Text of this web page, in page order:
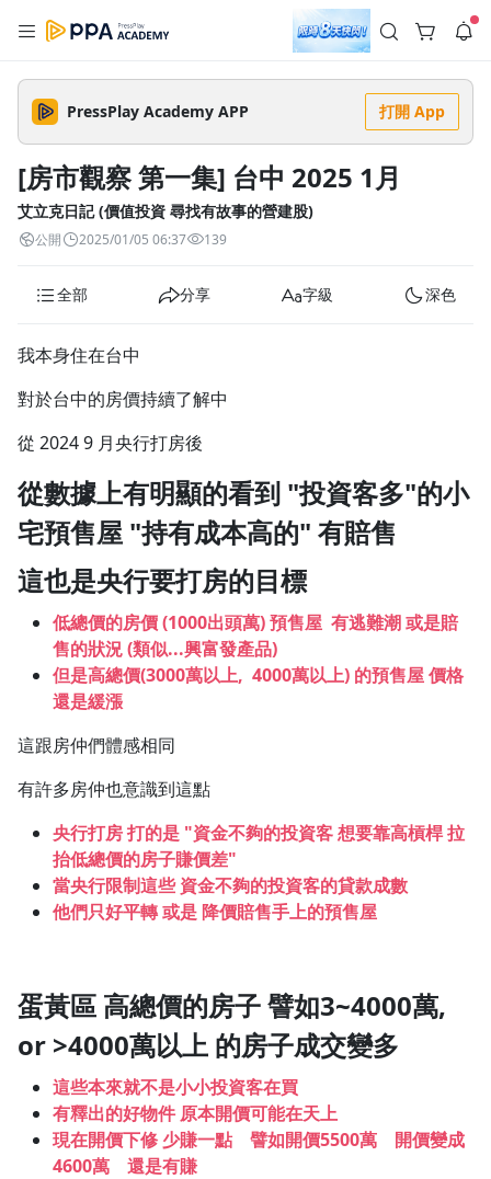
註冊領取 上千元優惠券！
公告
🌞 PPA 避暑津貼．冷氣房升級｜期間快閃活動
🥵 酷暑限時快閃｜單筆滿 NT$2,500 現折 NT$300、再贈最高
2% 點數回饋！🚀 酷暑來襲．偷偷在冷氣房升級 📈⭐️ 【冷氣房
進修 限時開跑】◾單筆滿 NT$2,500 現折 NT$300◾活動期間：
即日起 - 8/13（只有一週）-📣 酷暑季好康 \ 再加碼 /→ 點數回饋
無上限🔥購買任一課程 or 訂閱✅ 消費即享回饋 1% 點數✅ 滿
$5,000 回饋 2% 點數🎁 此為 PPA 官方帳號 Line@ 專屬活動，加
5 天前
查看全部
PressPlay Academy APP 打開 App
[房市觀察 第一集] 台中 2025 1月
艾立克日記 (價值投資 尋找有故事的營建股)
公開 2025/01/05 06:37 139
全部 分享 字級 深色
我本身住在台中
對於台中的房價持續了解中
從 2024 9 月央行打房後
從數據上有明顯的看到 "投資客多"的小
宅預售屋 "持有成本高的" 有賠售
這也是央行要打房的目標
低總價的房價 (1000出頭萬) 預售屋 有逃難潮 或是賠
售的狀況 (類似...興富發產品)
但是高總價(3000萬以上, 4000萬以上) 的預售屋 價格
還是緩漲
這跟房仲們體感相同
有許多房仲也意識到這點
央行打房 打的是 "資金不夠的投資客 想要靠高槓桿 拉
抬低總價的房子賺價差"
當央行限制這些 資金不夠的投資客的貸款成數
他們只好平轉 或是 降價賠售手上的預售屋
蛋黃區 高總價的房子 譬如3~4000萬,
or >4000萬以上 的房子成交變多
這些本來就不是小小投資客在買
有釋出的好物件 原本開價可能在天上
現在開價下修 少賺一點 譬如開價5500萬 開價變成
4600萬 還是有賺
--:-- --:--
播放速度
1.0x
0.75x
追蹤列表 播放清單
去逛逛
返回播放器